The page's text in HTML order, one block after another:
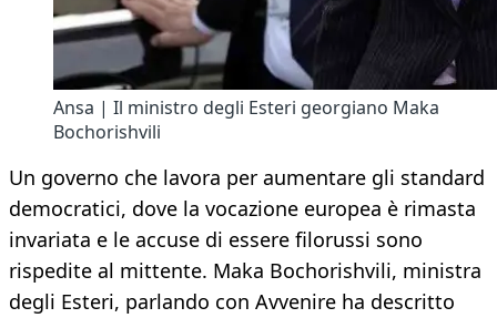
Ansa | Il ministro degli Esteri georgiano Maka
Bochorishvili
Un governo che lavora per aumentare gli standard
democratici, dove la vocazione europea è rimasta
invariata e le accuse di essere filorussi sono
rispedite al mittente. Maka Bochorishvili, ministra
degli Esteri, parlando con Avvenire ha descritto